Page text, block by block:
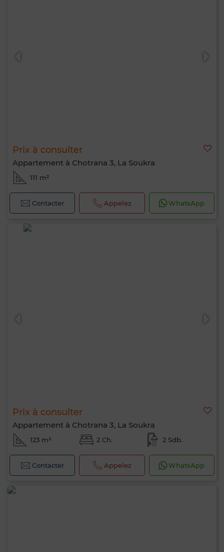
Prix à consulter
Appartement à Chotrana 3, La Soukra
111 m²
Contacter Appelez WhatsApp
Prix à consulter
Appartement à Chotrana 3, La Soukra
123 m² 2 Ch. 2 Sdb.
Contacter Appelez WhatsApp